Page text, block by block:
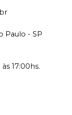
Paulo - SP
17:00hs.